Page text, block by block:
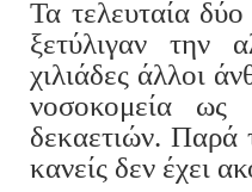
Τα τελευταία
ξετύλιγαν την
χιλιάδες άλλοι
νοσοκομεία
δεκαετιών. Παρά
κανείς δεν έχει